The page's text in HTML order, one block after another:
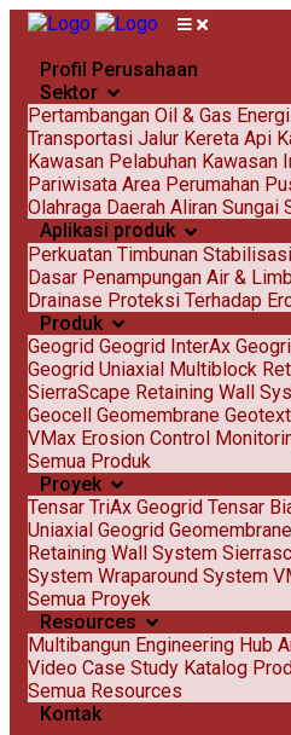
Profil Perusahaan
Sektor
Pertambangan Oil & Gas Energi
Transportasi Jalur Kereta Api
Kawasan Pelabuhan Kawasan
Pariwisata Area Perumahan
Olahraga Daerah Aliran Sungai
Aplikasi produk
Perkuatan Timbunan
Dasar Penampungan Air &
Drainase Proteksi Terhadap
Produk
Geogrid Geogrid InterAx
Geogrid Uniaxial Multiblock
SierraScape Retaining Wall
Geocell Geomembrane
VMax Erosion Control
Semua Produk
Proyek
Tensar TriAx Geogrid Tensar
Uniaxial Geogrid Geomembrane
Retaining Wall System
System Wraparound System
Semua Proyek
Resources
Multibangun Engineering Hub
Video Case Study Katalog
Semua Resources
Kontak